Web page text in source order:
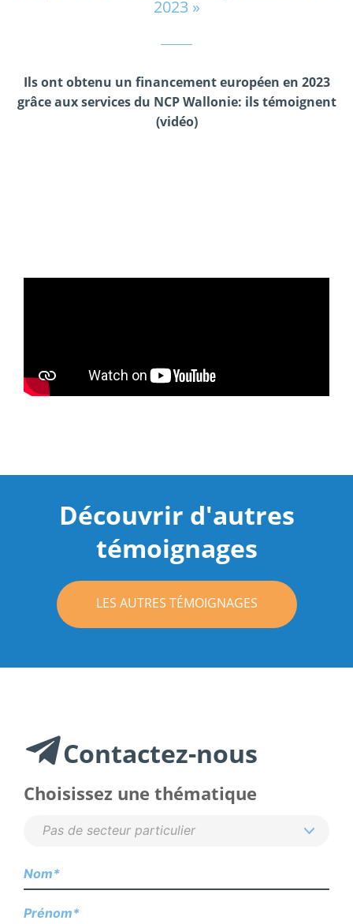
2023 »
Ils ont obtenu un financement européen en 2023
grâce aux services du NCP Wallonie: ils témoignent
(vidéo)
Découvrir d'autres
témoignages
LES AUTRES TÉMOIGNAGES
Contactez-nous
Choisissez une thématique